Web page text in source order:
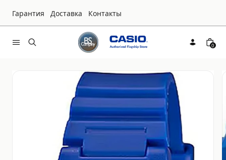
Гарантия Доставка Контакты
0